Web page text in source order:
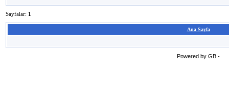
Sayfalar: 1
Ana Sayfa
Powered by GB -